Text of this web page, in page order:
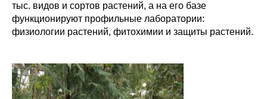
тыс. видов и сортов растений, а на его базе
функционируют профильные лаборатории:
физиологии растений, фитохимии и защиты растений.